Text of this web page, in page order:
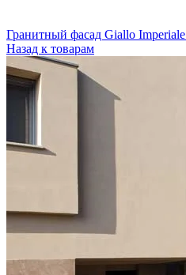
Гранитный фасад Giallo Imperiale
Назад к товарам